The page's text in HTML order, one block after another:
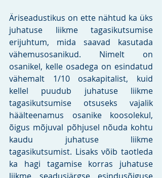
Äriseadustikus on ette nähtud ka üks
juhatuse liikme tagasikutsumise
erijuhtum, mida saavad kasutada
vähemusosanikud. Nimelt on
osanikel, kelle osadega on esindatud
vähemalt 1/10 osakapitalist, kuid
kellel puudub juhatuse liikme
tagasikutsumise otsuseks vajalik
häälteenamus osanike koosolekul,
õigus mõjuval põhjusel nõuda kohtu
kaudu juhatuse liikme
tagasikutsumist. Lisaks võib taotleda
ka hagi tagamise korras juhatuse